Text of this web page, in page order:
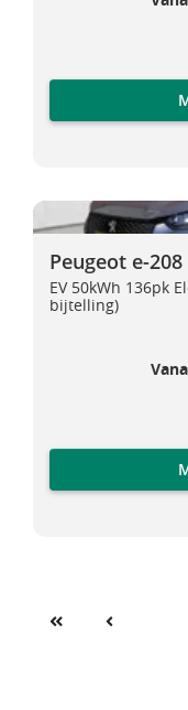
Peugeot e-208
Peugeot e-208
EV 50kWh 136pk
bijtelling)